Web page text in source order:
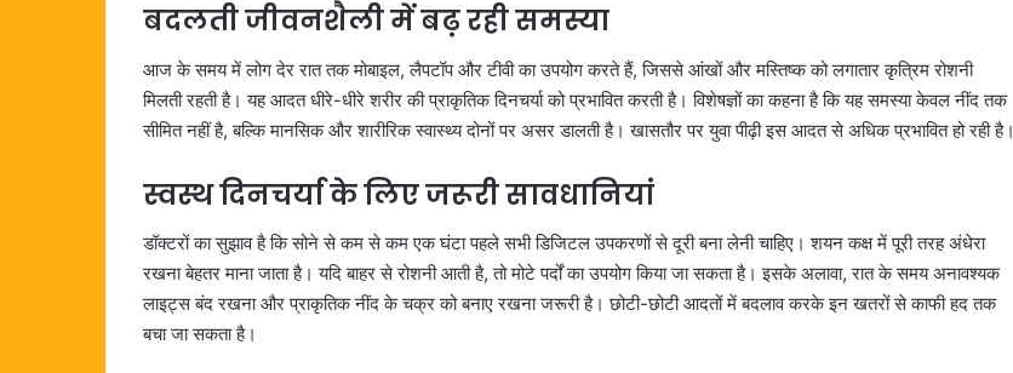
बदलती जीवनशैली में बढ़ रही समस्या
आज के समय में लोग देर रात तक मोबाइल, लैपटॉप और टीवी का उपयोग करते हैं, जिससे आंखों और मस्तिष्क को लगातार कृत्रिम रोशनी
मिलती रहती है। यह आदत धीरे-धीरे शरीर की प्राकृतिक दिनचर्या को प्रभावित करती है। विशेषज्ञों का कहना है कि यह समस्या केवल नींद तक
सीमित नहीं है, बल्कि मानसिक और शारीरिक स्वास्थ्य दोनों पर असर डालती है। खासतौर पर युवा पीढ़ी इस आदत से अधिक प्रभावित हो रही है।
स्वस्थ दिनचर्या के लिए जरूरी सावधानियां
डॉक्टरों का सुझाव है कि सोने से कम से कम एक घंटा पहले सभी डिजिटल उपकरणों से दूरी बना लेनी चाहिए। शयन कक्ष में पूरी तरह अंधेरा
रखना बेहतर माना जाता है। यदि बाहर से रोशनी आती है, तो मोटे पर्दों का उपयोग किया जा सकता है। इसके अलावा, रात के समय अनावश्यक
लाइट्स बंद रखना और प्राकृतिक नींद के चक्र को बनाए रखना जरूरी है। छोटी-छोटी आदतों में बदलाव करके इन खतरों से काफी हद तक
बचा जा सकता है।